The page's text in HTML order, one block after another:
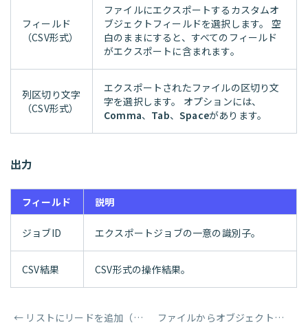
フィールド
（CSV形式）
ファイルにエクスポートするカスタムオ
ブジェクトフィールドを選択します。 空
白のままにすると、すべてのフィールド
がエクスポートに含まれます。
列区切り文字
（CSV形式）
エクスポートされたファイルの区切り文
字を選択します。 オプションには、
Comma、 Tab、Spaceがあります。
出力
フィールド 説明
ジョブID エクスポートジョブの一意の識別子。
CSV結果 CSV形式の操作結果。
ページャー
← リストにリードを追加（バッチ）
ファイルからオブジェクトを一括インポート（バルク）